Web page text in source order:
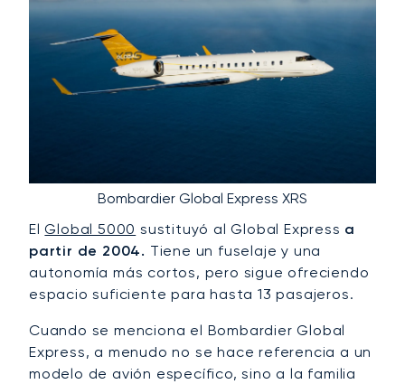
Bombardier Global Express XRS
ElGlobal 5000 sustituyó al Global Express a
partir de 2004. Tiene un fuselaje y una
autonomía más cortos, pero sigue ofreciendo
espacio suficiente para hasta 13 pasajeros.
Cuando se menciona el Bombardier Global
Express, a menudo no se hace referencia a un
modelo de avión específico, sino a la familia